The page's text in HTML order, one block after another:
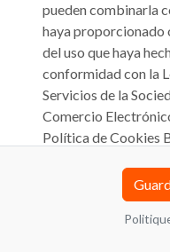
pueden combinarla
haya proporcionado
del uso que haya
conformidad con la
Servicios de la
Comercio
Política de Cookies
denominación que
adelante, el “Sitio
informáticos que se